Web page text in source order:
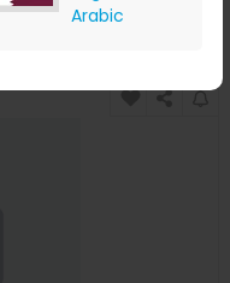
Arabic